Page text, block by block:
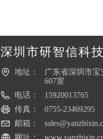
深圳市研智信科
地址：
广东省深圳市
607室
电话：
15920013765
传真：
0755-23469295
邮箱：
网址：